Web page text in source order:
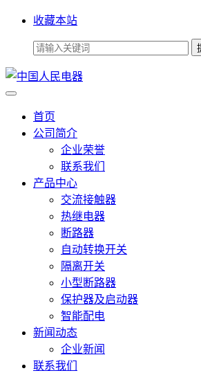
收藏本站
首页
公司简介
企业荣誉
联系我们
产品中心
交流接触器
热继电器
断路器
自动转换开关
隔离开关
小型断路器
保护器及启动器
智能配电
新闻动态
企业新闻
联系我们